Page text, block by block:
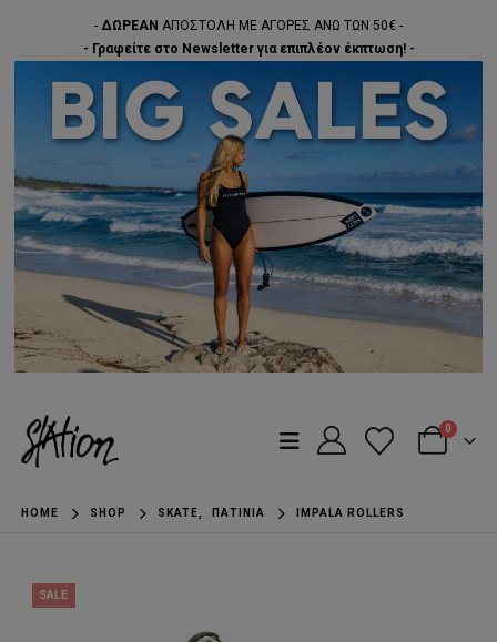
- ΔΩΡΕΑΝ ΑΠΟΣΤΟΛΗ ΜΕ ΑΓΟΡΕΣ ΑΝΩ ΤΩΝ 50€ -
- Γραφείτε στο Newsletter για επιπλέον έκπτωση! -
0
HOME SHOP SKATE, ΠΑΤΊΝΙΑ IMPALA ROLLERS
SALE